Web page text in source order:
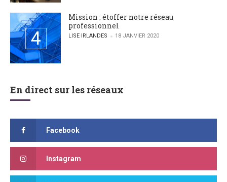
Mission : étoffer notre réseau
professionnel
POSTED BY
LISE IRLANDES 18 JANVIER 2020
En direct sur les réseaux
Facebook
Instagram